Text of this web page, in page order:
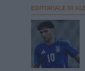
EDITORIALE DI